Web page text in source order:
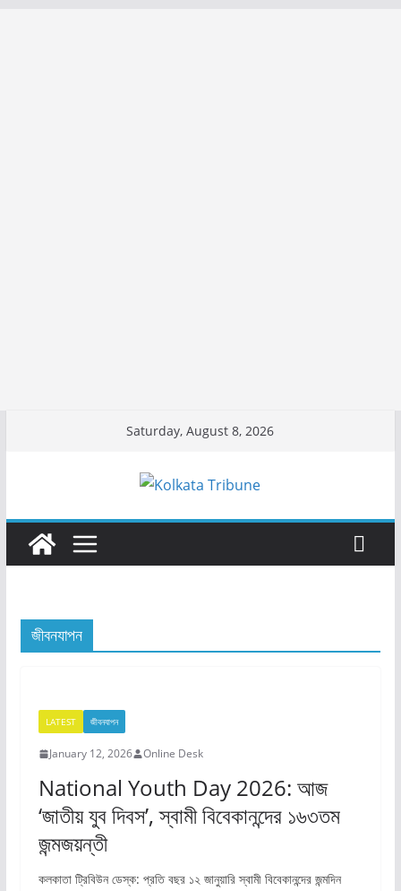
Saturday, August 8, 2026
জীবনযাপন
LATEST জীবনযাপন
January 12, 2026 Online Desk
National Youth Day 2026: আজ
‘জাতীয় যুব দিবস’, স্বামী বিবেকানন্দের ১৬৩তম
জন্মজয়ন্তী
কলকাতা ট্রিবিউন ডেস্ক: প্রতি বছর ১২ জানুয়ারি স্বামী বিবেকানন্দের জন্মদিন